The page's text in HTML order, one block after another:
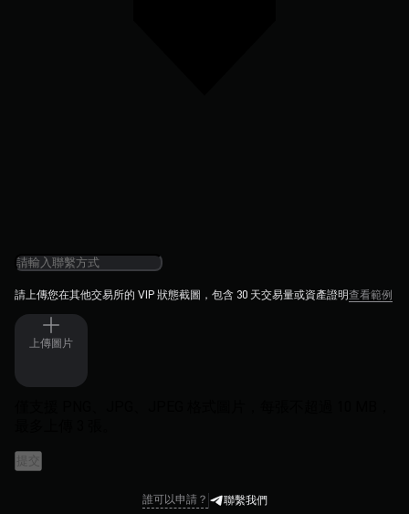
請上傳您在其他交易所的 VIP 狀態截圖，包含 30 天交易量或資產證明查看範例
上傳圖片
提交
誰可以申請？ 聯繫我們